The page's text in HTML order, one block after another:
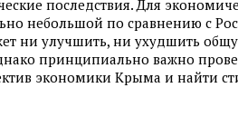
последствия. Для
небольшой по сравнению с
ни улучшить, ни ухудшить
принципиально важно
экономики Крыма и найти